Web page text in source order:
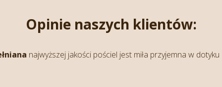
Opinie naszych klientów:
pościel jest miła przyjemna w dotyku oraz ciepła.